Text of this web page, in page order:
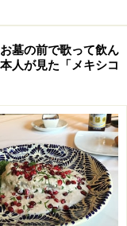
はクレジットカ
払いはできませ
カードが問題なく
利用するための
時間後には、利
自転車を使用でき
て5000メキシコペ
ますが、自転車
墓の前で歌って飲ん
人が見た「メキシコ